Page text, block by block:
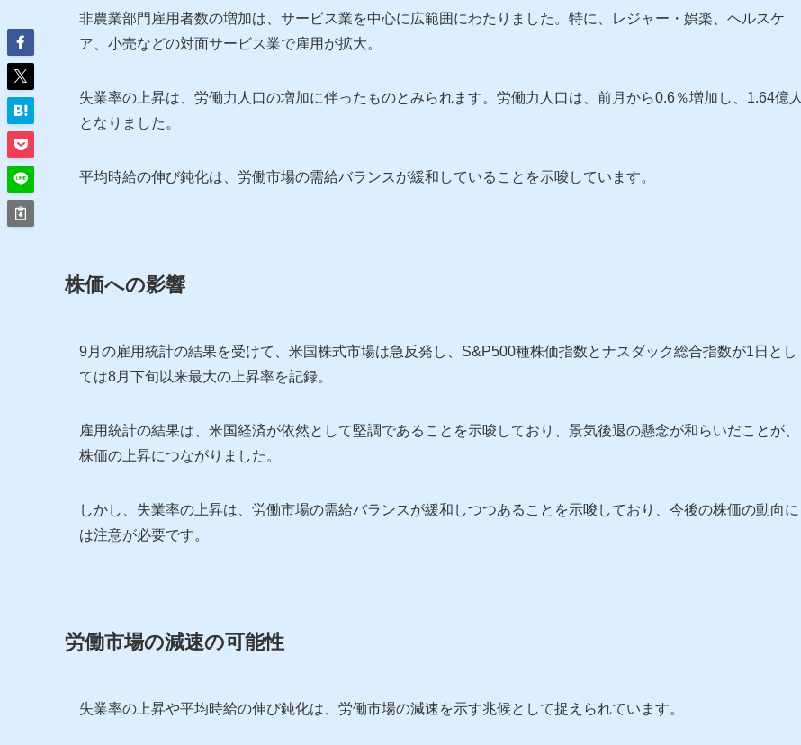
非農業部門雇用者数の増加は、サービス業を中心に広範囲にわたりました。特に、レジャー・娯楽、ヘルスケ
ア、小売などの対面サービス業で雇用が拡大。
失業率の上昇は、労働力人口の増加に伴ったものとみられます。労働力人口は、前月から0.6％増加し、1.64億人
となりました。
平均時給の伸び鈍化は、労働市場の需給バランスが緩和していることを示唆しています。
株価への影響
9月の雇用統計の結果を受けて、米国株式市場は急反発し、S&P500種株価指数とナスダック総合指数が1日とし
ては8月下旬以来最大の上昇率を記録。
雇用統計の結果は、米国経済が依然として堅調であることを示唆しており、景気後退の懸念が和らいだことが、
株価の上昇につながりました。
しかし、失業率の上昇は、労働市場の需給バランスが緩和しつつあることを示唆しており、今後の株価の動向に
は注意が必要です。
労働市場の減速の可能性
失業率の上昇や平均時給の伸び鈍化は、労働市場の減速を示す兆候として捉えられています。